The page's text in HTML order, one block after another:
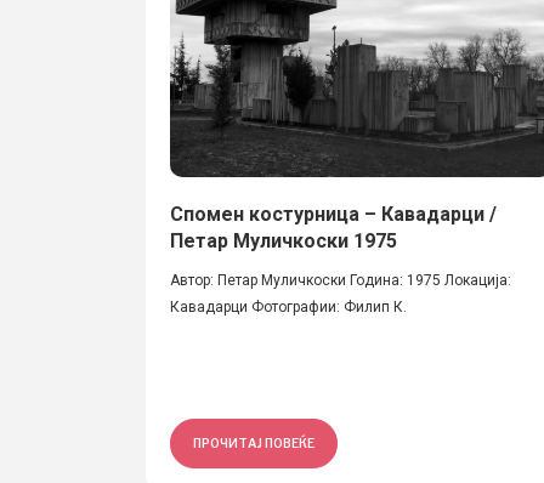
Спомен костурница – Кавадарци /
Петар Муличкоски 1975
Автор: Петар Муличкоски Година: 1975 Локација:
Кавадарци Фотографии: Филип К.
ПРОЧИТАЈ ПОВЕЌЕ